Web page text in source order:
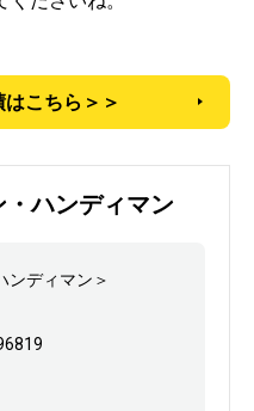
こちら＞＞
ハンディマン
ンディマン＞